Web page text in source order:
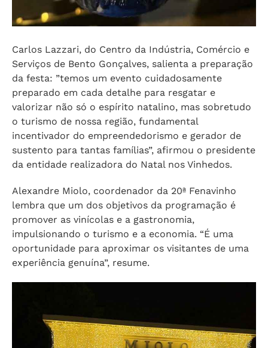
Carlos Lazzari, do Centro da Indústria, Comércio e
Serviços de Bento Gonçalves, salienta a preparação
da festa: ”temos um evento cuidadosamente
preparado em cada detalhe para resgatar e
valorizar não só o espírito natalino, mas sobretudo
o turismo de nossa região, fundamental
incentivador do empreendedorismo e gerador de
sustento para tantas famílias”, afirmou o presidente
da entidade realizadora do Natal nos Vinhedos.
Alexandre Miolo, coordenador da 20ª Fenavinho
lembra que um dos objetivos da programação é
promover as vinícolas e a gastronomia,
impulsionando o turismo e a economia. “É uma
oportunidade para aproximar os visitantes de uma
experiência genuína”, resume.